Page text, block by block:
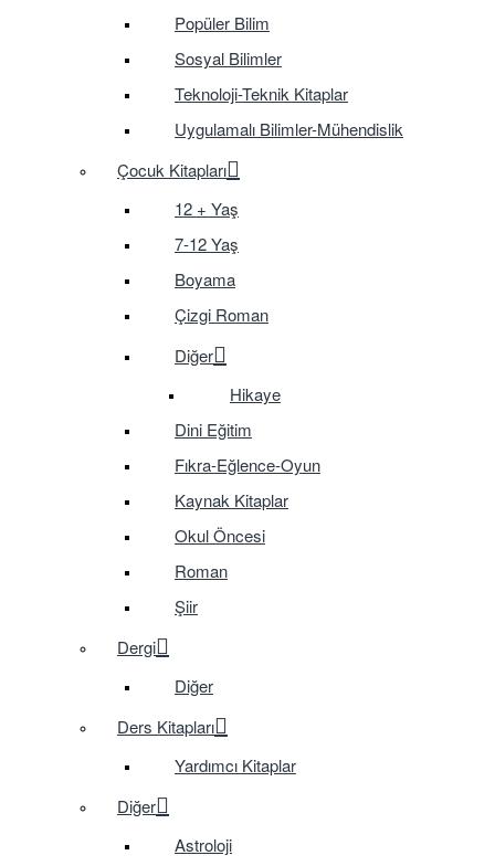
Popüler Bilim
Sosyal Bilimler
Teknoloji-Teknik Kitaplar
Uygulamalı Bilimler-Mühendislik
Çocuk Kitapları
12 + Yaş
7-12 Yaş
Boyama
Çizgi Roman
Diğer
Hikaye
Dini Eğitim
Fıkra-Eğlence-Oyun
Kaynak Kitaplar
Okul Öncesi
Roman
Şiir
Dergi
Diğer
Ders Kitapları
Yardımcı Kitaplar
Diğer
Astroloji